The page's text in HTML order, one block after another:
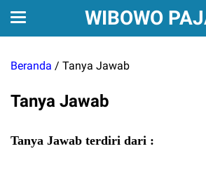
WIBOWO
Beranda / Tanya Jawab
Tanya Jawab
Tanya Jawab terdiri dari :